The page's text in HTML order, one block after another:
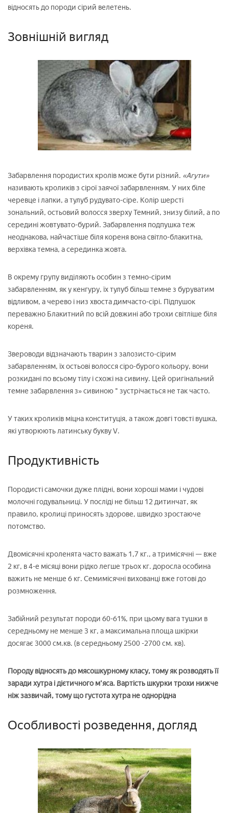
відносять до породи сірий велетень.
Зовнішній вигляд
Забарвлення породистих кролів може бути різний. «Агути»
називають кроликів з сірої заячої забарвленням. У них біле
черевце і лапки, а тулуб рудувато-сіре. Колір шерсті
зональний, остьовий волосся зверху Темний, знизу білий, а по
середині жовтувато-бурий. Забарвлення подпушка теж
неоднакова, найчастіше біля кореня вона світло-блакитна,
верхівка темна, а серединка жовта.
В окрему групу виділяють особин з темно-сірим
забарвленням, як у кенгуру, їх тулуб більш темне з буруватим
відливом, а черево і низ хвоста димчасто-сірі. Підпушок
переважно Блакитний по всій довжині або трохи світліше біля
кореня.
Звероводи відзначають тварин з залозисто-сірим
забарвленням, їх остьові волосся сіро-бурого кольору, вони
розкидані по всьому тілу і схожі на сивину. Цей оригінальний
темне забарвлення з» сивиною " зустрічається не так часто.
У таких кроликів міцна конституція, а також довгі товсті вушка,
які утворюють латинську букву V.
Продуктивність
Породисті самочки дуже плідні, вони хороші мами і чудові
молочні годувальниці. У посліді не більш 12 дитинчат, як
правило, кролиці приносять здорове, швидко зростаюче
потомство.
Двомісячні кроленята часто важать 1,7 кг., а тримісячні — вже
2 кг, в 4-е місяці вони рідко легше трьох кг. доросла особина
важить не менше 6 кг. Семимісячні вихованці вже готові до
розмноження.
Забійний результат породи 60-61%, при цьому вага тушки в
середньому не менше 3 кг, а максимальна площа шкірки
досягає 3000 см.кв. (в середньому 2500 -2700 см. кв).
Породу відносять до мясошкурному класу, тому як розводять її
заради хутра і дієтичного м'яса. Вартість шкурки трохи нижче
ніж зазвичай, тому що густота хутра не однорідна
Особливості розведення, догляд